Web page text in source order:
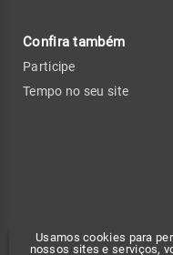
Usamos cookies para
nossos sites e serviços,
Confira também
Participe
Tempo no seu site